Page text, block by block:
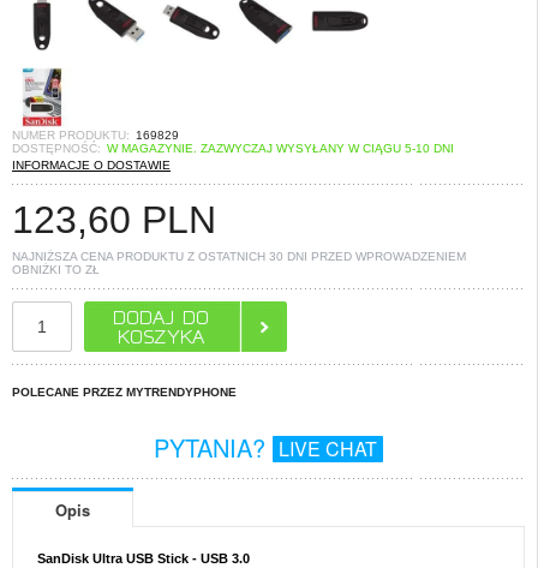
NUMER PRODUKTU:
169829
DOSTĘPNOŚĆ: W MAGAZYNIE. ZAZWYCZAJ WYSYŁANY W CIĄGU 5-10 DNI
INFORMACJE O DOSTAWIE
123,60 PLN
NAJNIŻSZA CENA PRODUKTU Z OSTATNICH 30 DNI PRZED WPROWADZENIEM
OBNIŻKI TO ZŁ
POLECANE PRZEZ MYTRENDYPHONE
PYTANIA? LIVE CHAT
Opis
SanDisk Ultra USB Stick - USB 3.0